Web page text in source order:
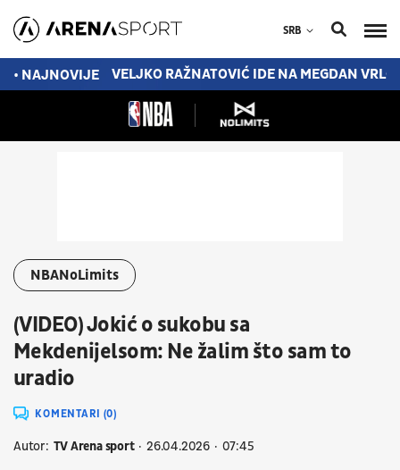
SRB
• NAJNOVIJE
OD ATLETIKA VELJKO RAŽNATOVIĆ IDE NA MEGDAN
NBANoLimits
(VIDEO) Jokić o sukobu sa
Mekdenijelsom: Ne žalim što sam to
uradio
KOMENTARI (0)
Autor: TV Arena sport 26.04.2026 07:45